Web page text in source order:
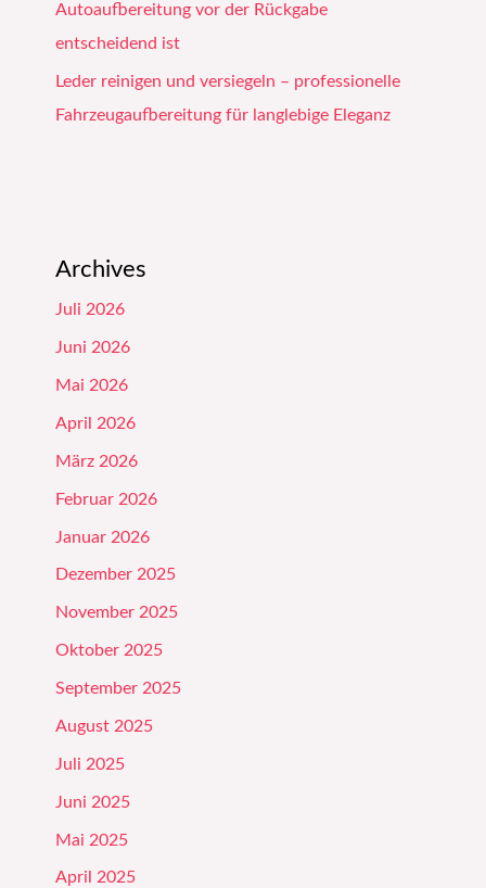
Autoaufbereitung vor der Rückgabe
entscheidend ist
Leder reinigen und versiegeln – professionelle
Fahrzeugaufbereitung für langlebige Eleganz
Archives
Juli 2026
Juni 2026
Mai 2026
April 2026
März 2026
Februar 2026
Januar 2026
Dezember 2025
November 2025
Oktober 2025
September 2025
August 2025
Juli 2025
Juni 2025
Mai 2025
April 2025